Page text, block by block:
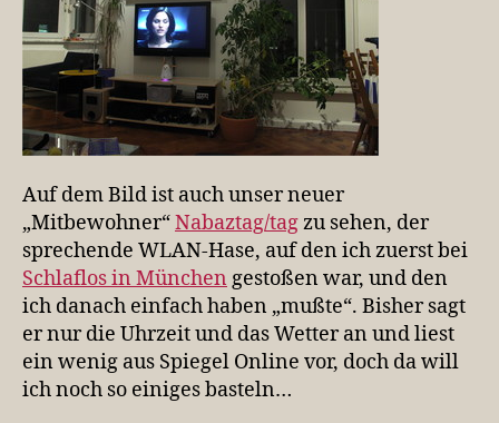
Auf dem Bild ist auch unser neuer
„Mitbewohner“Nabaztag/tagzu sehen, der
sprechende WLAN-Hase, auf den ich zuerst bei
Schlaflos in München gestoßen war, und den
ich danach einfach haben „mußte“. Bisher sagt
er nur die Uhrzeit und das Wetter an und liest
ein wenig aus Spiegel Online vor, doch da will
ich noch so einiges basteln…